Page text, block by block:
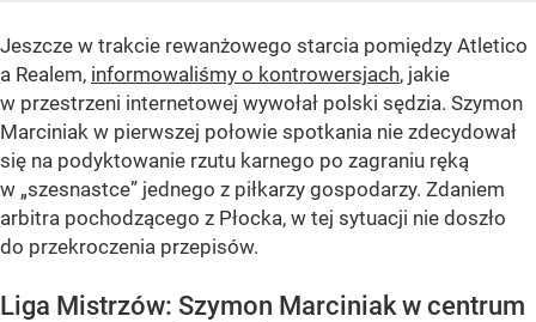
Jeszcze w trakcie rewanżowego starcia pomiędzy Atletico
a Realem, informowaliśmy o kontrowersjach, jakie
w przestrzeni internetowej wywołał polski sędzia. Szymon
Marciniak w pierwszej połowie spotkania nie zdecydował
się na podyktowanie rzutu karnego po zagraniu ręką
w „szesnastce” jednego z piłkarzy gospodarzy. Zdaniem
arbitra pochodzącego z Płocka, w tej sytuacji nie doszło
do przekroczenia przepisów.
Liga Mistrzów: Szymon Marciniak w centrum